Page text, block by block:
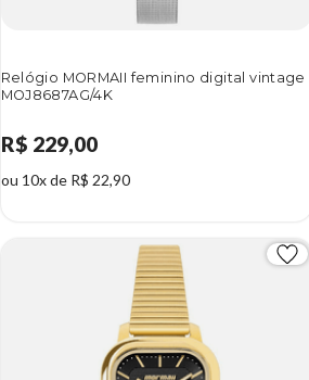
Relógio MORMAII feminino digital vintage
MOJ8687AG/4K
R$ 229,00
ou 10x de R$ 22,90